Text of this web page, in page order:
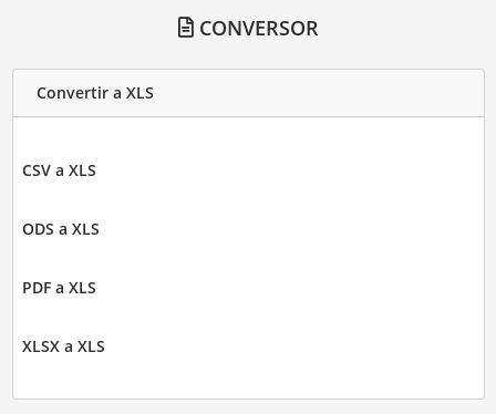
CONVERSOR
Convertir a XLS
CSV a XLS
ODS a XLS
PDF a XLS
XLSX a XLS